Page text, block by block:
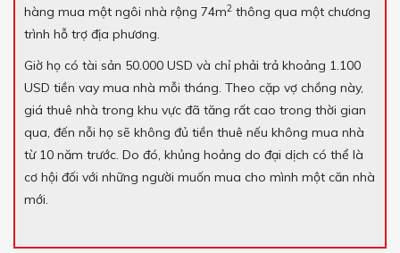
hàng mua một ngôi nhà rộng 74m2 thông qua một chương
trình hỗ trợ địa phương.
Giờ họ có tài sản 50.000 USD và chỉ phải trả khoảng 1.100
USD tiền vay mua nhà mỗi tháng. Theo cặp vợ chồng này,
giá thuê nhà trong khu vực đã tăng rất cao trong thời gian
qua, đến nỗi họ sẽ không đủ tiền thuê nếu không mua nhà
từ 10 năm trước. Do đó, khủng hoảng do đại dịch có thể là
cơ hội đối với những người muốn mua cho mình một căn nhà
mới.